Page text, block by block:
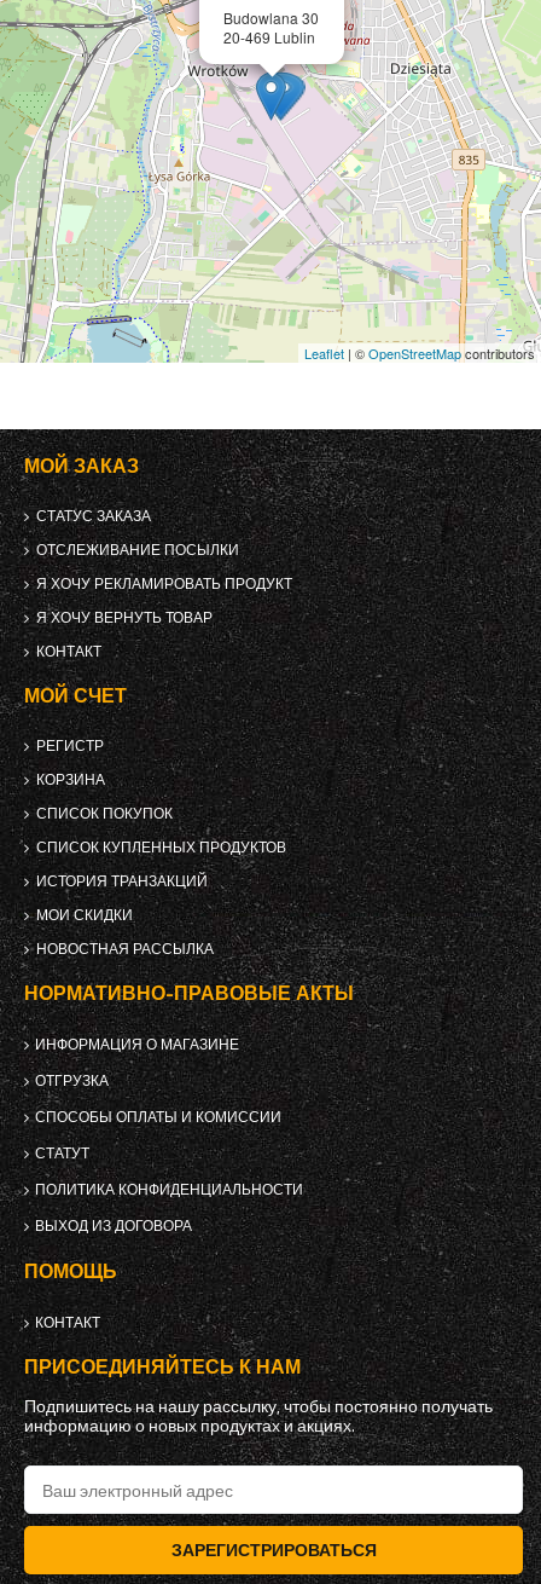
Budowlana 30
20-469 Lublin
Leaflet | ©OpenStreetMapcontributors
МОЙ ЗАКАЗ
СТАТУС ЗАКАЗА
ОТСЛЕЖИВАНИЕ ПОСЫЛКИ
Я ХОЧУ РЕКЛАМИРОВАТЬ ПРОДУКТ
Я ХОЧУ ВЕРНУТЬ ТОВАР
КОНТАКТ
МОЙ СЧЕТ
РЕГИСТР
КОРЗИНА
СПИСОК ПОКУПОК
СПИСОК КУПЛЕННЫХ ПРОДУКТОВ
ИСТОРИЯ ТРАНЗАКЦИЙ
МОИ СКИДКИ
НОВОСТНАЯ РАССЫЛКА
НОРМАТИВНО-ПРАВОВЫЕ АКТЫ
ИНФОРМАЦИЯ О МАГАЗИНЕ
ОТГРУЗКА
СПОСОБЫ ОПЛАТЫ И КОМИССИИ
СТАТУТ
ПОЛИТИКА КОНФИДЕНЦИАЛЬНОСТИ
ВЫХОД ИЗ ДОГОВОРА
ПОМОЩЬ
КОНТАКТ
ПРИСОЕДИНЯЙТЕСЬ К НАМ
Подпишитесь на нашу рассылку, чтобы постоянно получать
информацию о новых продуктах и ​​акциях.
ЗАРЕГИСТРИРОВАТЬСЯ